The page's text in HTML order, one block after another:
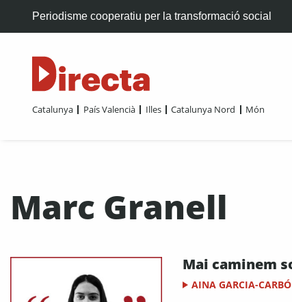
Periodisme cooperatiu per la transformació social
Catalunya País Valencià Illes Catalunya Nord Món
Marc Granell
Mai caminem
AINA GARCIA-CARBÓ